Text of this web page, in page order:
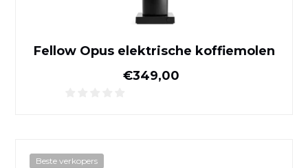
Fellow Opus elektrische koffiemolen
Normale prijs
€349,00
Beste verkopers